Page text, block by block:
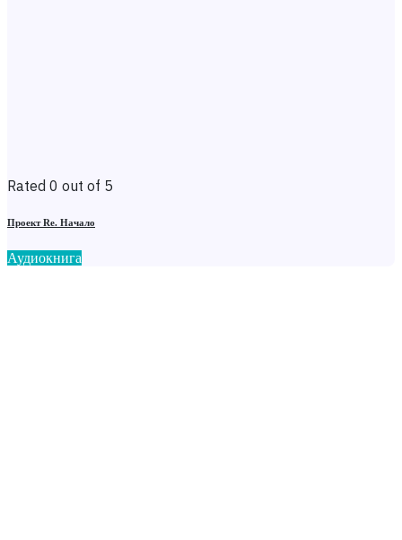
Rated 0 out of 5
Проект Re. Начало
Аудиокнига